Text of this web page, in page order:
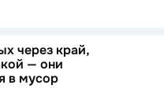
через край,
— они
в мусор